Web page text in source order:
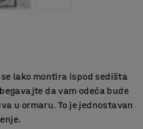
lako montira ispod sedišta
da vam odeća bude
u ormaru. To je jednostavan